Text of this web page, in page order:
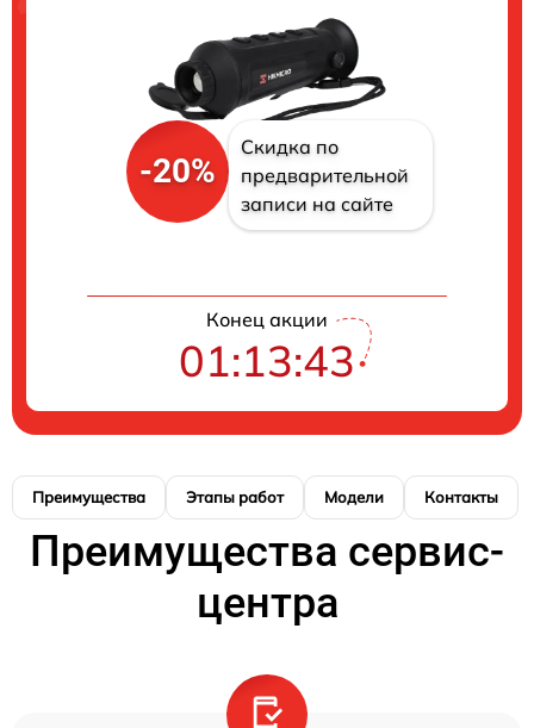
-20%
Скидка по
предварительной
записи на сайте
Конец акции
01:13:43
Преимущества Этапы работ Модели Контакты
Преимущества сервис-
центра